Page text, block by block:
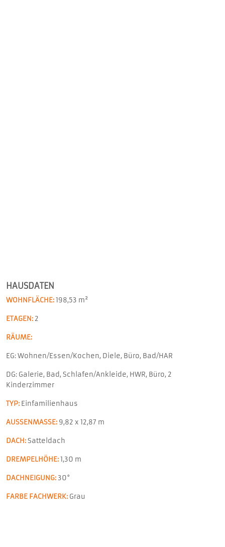
HAUSDATEN
WOHNFLÄCHE:198,53 m²
ETAGEN: 2
RÄUME:
EG: Wohnen/Essen/Kochen, Diele, Büro, Bad/HAR
DG: Galerie, Bad, Schlafen/Ankleide, HWR, Büro, 2
Kinderzimmer
TYP: Einfamilienhaus
AUSSENMASSE: 9,82 x 12,87 m
DACH:Satteldach
DREMPELHÖHE:1,30 m
DACHNEIGUNG:30°
FARBE FACHWERK: Grau